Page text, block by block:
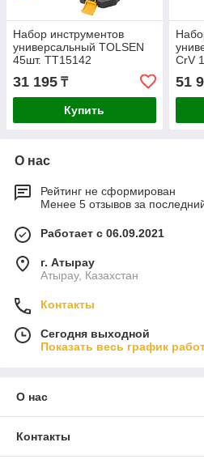
Набор инструментов
универсальный TOLSEN
45шт. TT15142
31 195 ₸
Купить
CrV
51
О нас
Рейтинг не сформирован
Менее 5 отзывов за
Работает с 06.09.2021
г. Атырау
Атырау, Казахстан
Контакты
Сегодня выходной
Показать весь график
О нас
Контакты